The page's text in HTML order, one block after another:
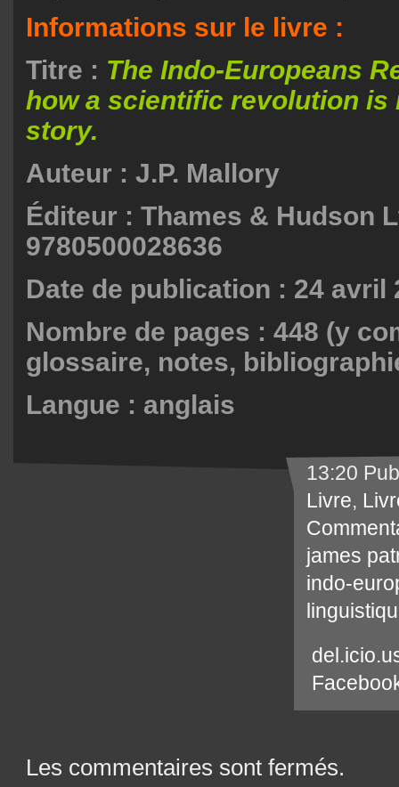
Informations sur le livre :
Titre : The Indo-Europeans
how a scientific revolution is
story.
Auteur : J.P. Mallory
Éditeur : Thames & Hudson
9780500028636
Date de publication : 24 avril
Nombre de pages : 448 (y
glossaire, notes,
Langue : anglais
13:20
Livre,
james
indo-
Les commentaires sont fermés.